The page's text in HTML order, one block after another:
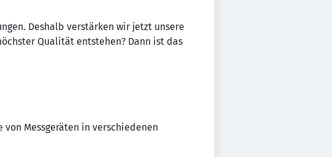
Deshalb verstärken wir jetzt unsere
Qualität entstehen? Dann ist das
Messgeräten in verschiedenen